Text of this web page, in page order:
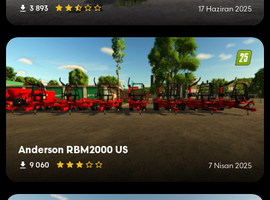
3 893 17 Haziran 2025
Anderson RBM2000 US
9 060 7 Nisan 2025